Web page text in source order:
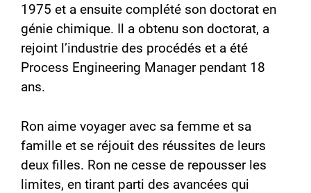
1975 et a ensuite complété son doctorat en
génie chimique. Il a obtenu son doctorat, a
rejoint l’industrie des procédés et a été
Process Engineering Manager pendant 18
ans.
Ron aime voyager avec sa femme et sa
famille et se réjouit des réussites de leurs
deux filles. Ron ne cesse de repousser les
limites, en tirant parti des avancées qui